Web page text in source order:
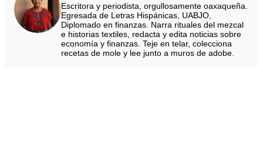
Escritora y periodista, orgullosamente oaxaqueña.
Egresada de Letras Hispánicas, UABJO,
Diplomado en finanzas. Narra rituales del mezcal
e historias textiles, redacta y edita noticias sobre
economía y finanzas. Teje en telar, colecciona
recetas de mole y lee junto a muros de adobe.